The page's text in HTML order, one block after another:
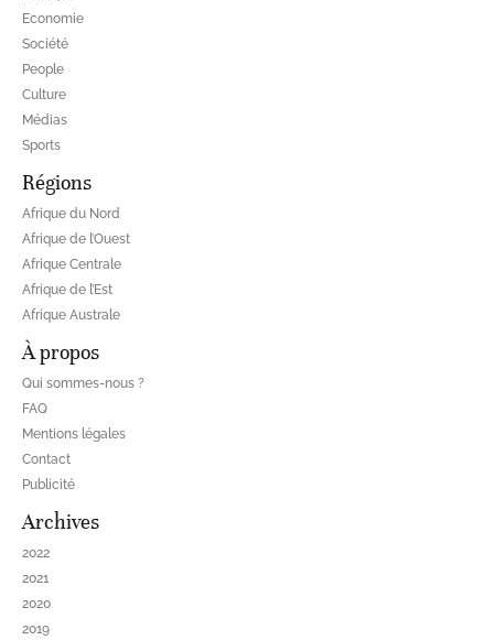
Economie
Société
People
Culture
Médias
Sports
Régions
Afrique du Nord
Afrique de l’Ouest
Afrique Centrale
Afrique de l’Est
Afrique Australe
À propos
Qui sommes-nous ?
FAQ
Mentions légales
Contact
Publicité
Archives
2022
2021
2020
2019